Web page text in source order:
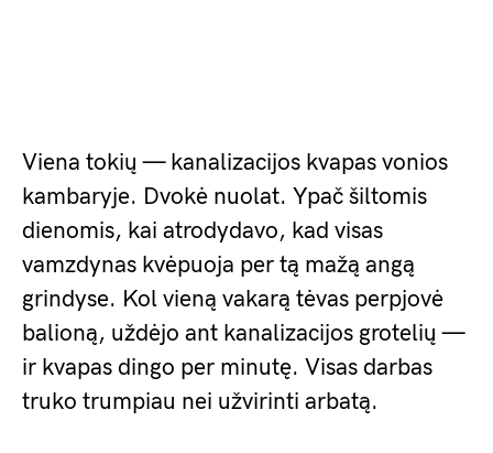
Viena tokių — kanalizacijos kvapas vonios
kambaryje. Dvokė nuolat. Ypač šiltomis
dienomis, kai atrodydavo, kad visas
vamzdynas kvėpuoja per tą mažą angą
grindyse. Kol vieną vakarą tėvas perpjovė
balioną, uždėjo ant kanalizacijos grotelių —
ir kvapas dingo per minutę. Visas darbas
truko trumpiau nei užvirinti arbatą.